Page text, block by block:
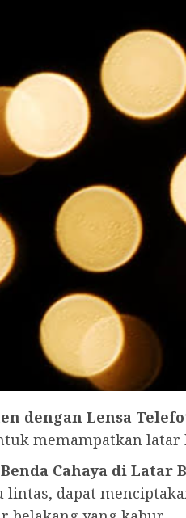
dengan Lensa
memampatkan latar
Cahaya di Latar
lintas, dapat